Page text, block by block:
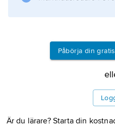
Påbörja din
Är du lärare? Starta din